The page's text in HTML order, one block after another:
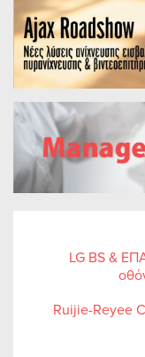
LG BS &
Ruijie-Reyee